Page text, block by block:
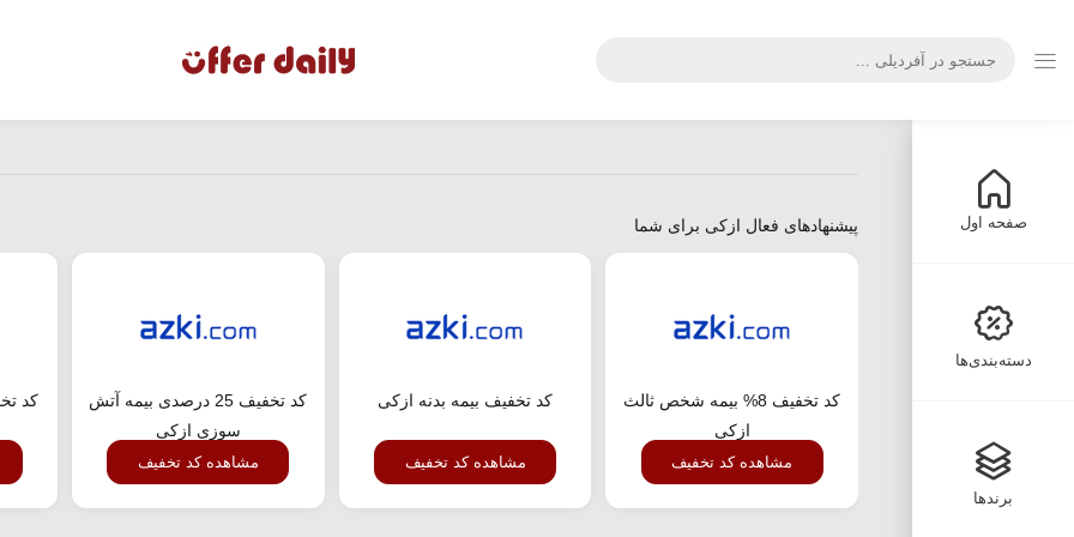
صفحه اول
دسته‌بندی‌ها
برندها
پیشنهادهای فعال ازکی برای شما
کد تخفیف 8% بیمه شخص ثالث
ازکی
مشاهده کد تخفیف
کد تخفیف بیمه بدنه ازکی
مشاهده کد تخفیف
کد تخفیف 25 درصدی بیمه آتش
سوزی ازکی
مشاهده کد تخفیف
کد